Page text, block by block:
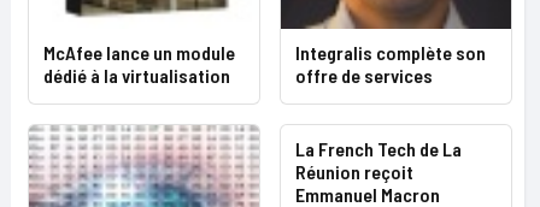
McAfee lance un module
dédié à la virtualisation
Integralis complète son
offre de services
La French Tech de La
Réunion reçoit
Emmanuel Macron